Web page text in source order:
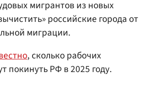
мигрантов из новых
российские города от
миграции.
, сколько рабочих
покинуть РФ в 2025 году.